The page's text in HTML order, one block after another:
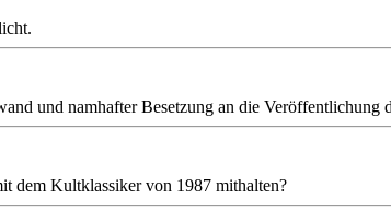
und namhafter Besetzung an die Veröffentlichung
dem Kultklassiker von 1987 mithalten?